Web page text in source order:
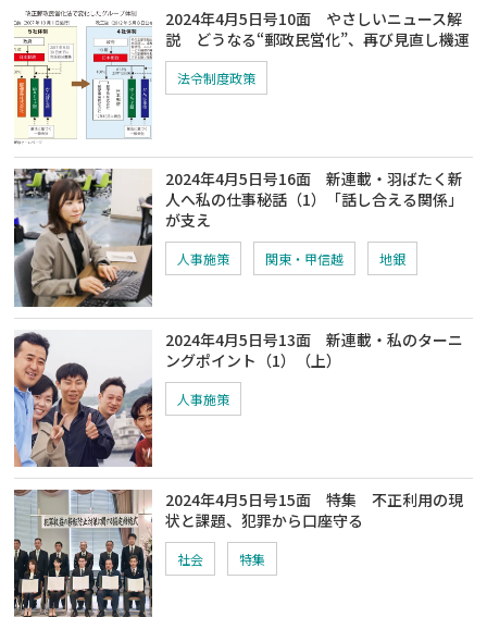
2024年4月5日号10面 やさしいニュース解
説 どうなる“郵政民営化”、再び見直し機運
法令制度政策
2024年4月5日号16面 新連載・羽ばたく新
人へ私の仕事秘話（1）「話し合える関係」
が支え
人事施策 関東・甲信越 地銀
2024年4月5日号13面 新連載・私のターニ
ングポイント（1）（上）
人事施策
2024年4月5日号15面 特集 不正利用の現
状と課題、犯罪から口座守る
社会 特集